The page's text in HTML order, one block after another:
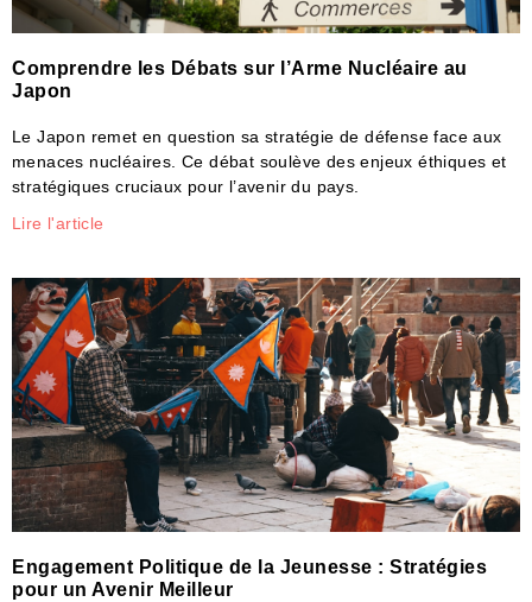
Comprendre les Débats sur l’Arme Nucléaire au
Japon
Le Japon remet en question sa stratégie de défense face aux
menaces nucléaires. Ce débat soulève des enjeux éthiques et
stratégiques cruciaux pour l’avenir du pays.
Lire l'article
Engagement Politique de la Jeunesse : Stratégies
pour un Avenir Meilleur